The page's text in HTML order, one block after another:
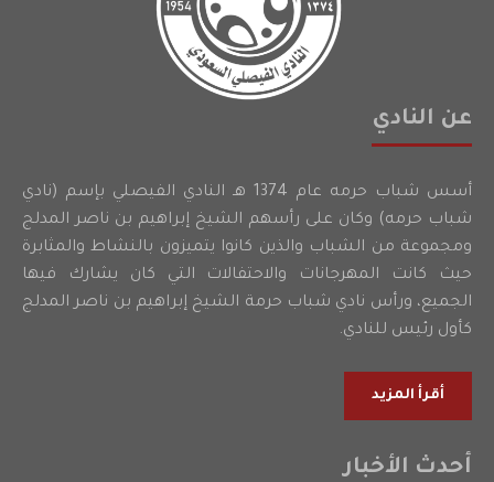
عن النادي
أسس شباب حرمه عام 1374 هـ النادي الفيصلي بإسم (نادي
شباب حرمه) وكان على رأسهم الشيخ إبراهيم بن ناصر المدلج
ومجموعة من الشباب والذين كانوا يتميزون بالنشاط والمثابرة
حيث كانت المهرجانات والاحتفالات التي كان يشارك فيها
الجميع، ورأس نادي شباب حرمة الشيخ إبراهيم بن ناصر المدلج
كأول رئيس للنادي.
أقرأ المزيد
أحدث الأخبار